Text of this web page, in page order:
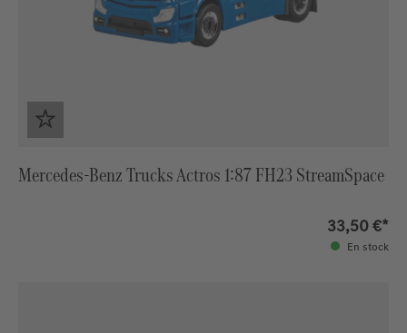
Mercedes-Benz Trucks Actros 1:87 FH23 StreamSpace
33,50 €*
En stock